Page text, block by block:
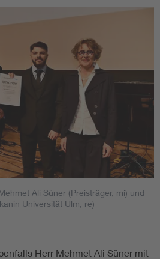
Ali Süner (Preisträger, mi) und
Universität Ulm, re)
Herr Mehmet Ali Süner mit